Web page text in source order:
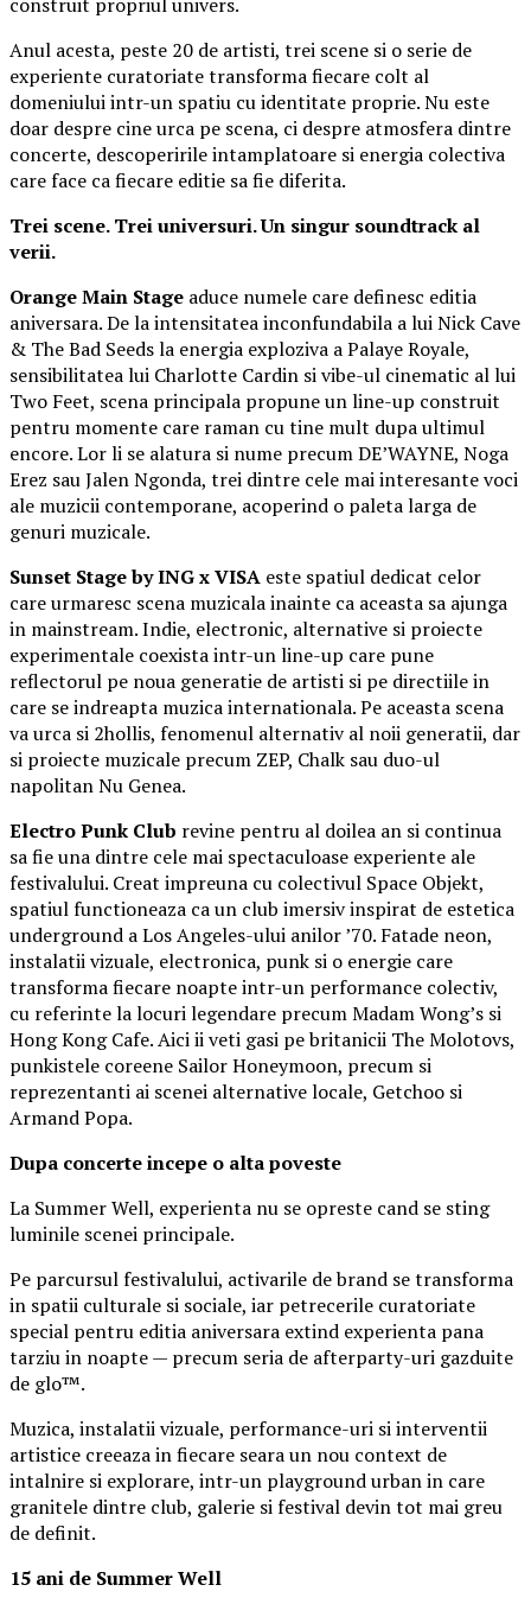
Anul acesta, peste 20 de artisti, trei scene si o serie de
experiente curatoriate transforma fiecare colt al
domeniului intr-un spatiu cu identitate proprie. Nu este
doar despre cine urca pe scena, ci despre atmosfera dintre
concerte, descoperirile intamplatoare si energia colectiva
care face ca fiecare editie sa fie diferita.
Trei scene. Trei universuri. Un singur soundtrack al
verii.
Orange Main Stage aduce numele care definesc editia
aniversara. De la intensitatea inconfundabila a lui Nick Cave
& The Bad Seeds la energia exploziva a Palaye Royale,
sensibilitatea lui Charlotte Cardin si vibe-ul cinematic al lui
Two Feet, scena principala propune un line-up construit
pentru momente care raman cu tine mult dupa ultimul
encore. Lor li se alatura si nume precum DE’WAYNE, Noga
Erez sau Jalen Ngonda, trei dintre cele mai interesante voci
ale muzicii contemporane, acoperind o paleta larga de
genuri muzicale.
Sunset Stage by ING x VISA este spatiul dedicat celor
care urmaresc scena muzicala inainte ca aceasta sa ajunga
in mainstream. Indie, electronic, alternative si proiecte
experimentale coexista intr-un line-up care pune
reflectorul pe noua generatie de artisti si pe directiile in
care se indreapta muzica internationala. Pe aceasta scena
va urca si 2hollis, fenomenul alternativ al noii generatii, dar
si proiecte muzicale precum ZEP, Chalk sau duo-ul
napolitan Nu Genea.
Electro Punk Club revine pentru al doilea an si continua
sa fie una dintre cele mai spectaculoase experiente ale
festivalului. Creat impreuna cu colectivul Space Objekt,
spatiul functioneaza ca un club imersiv inspirat de estetica
underground a Los Angeles-ului anilor ’70. Fatade neon,
instalatii vizuale, electronica, punk si o energie care
transforma fiecare noapte intr-un performance colectiv,
cu referinte la locuri legendare precum Madam Wong’s si
Hong Kong Cafe. Aici ii veti gasi pe britanicii The Molotovs,
punkistele coreene Sailor Honeymoon, precum si
reprezentanti ai scenei alternative locale, Getchoo si
Armand Popa.
Dupa concerte incepe o alta poveste
La Summer Well, experienta nu se opreste cand se sting
luminile scenei principale.
Pe parcursul festivalului, activarile de brand se transforma
in spatii culturale si sociale, iar petrecerile curatoriate
special pentru editia aniversara extind experienta pana
tarziu in noapte — precum seria de afterparty-uri gazduite
de glo™.
Muzica, instalatii vizuale, performance-uri si interventii
artistice creeaza in fiecare seara un nou context de
intalnire si explorare, intr-un playground urban in care
granitele dintre club, galerie si festival devin tot mai greu
de definit.
15 ani de Summer Well